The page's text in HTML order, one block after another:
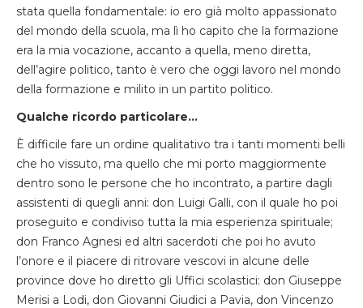
stata quella fondamentale: io ero già molto appassionato
del mondo della scuola, ma lì ho capito che la formazione
era la mia vocazione, accanto a quella, meno diretta,
dell’agire politico, tanto è vero che oggi lavoro nel mondo
della formazione e milito in un partito politico.
Qualche ricordo particolare…
È difficile fare un ordine qualitativo tra i tanti momenti belli
che ho vissuto, ma quello che mi porto maggiormente
dentro sono le persone che ho incontrato, a partire dagli
assistenti di quegli anni: don Luigi Galli, con il quale ho poi
proseguito e condiviso tutta la mia esperienza spirituale;
don Franco Agnesi ed altri sacerdoti che poi ho avuto
l’onore e il piacere di ritrovare vescovi in alcune delle
province dove ho diretto gli Uffici scolastici: don Giuseppe
Merisi a Lodi, don Giovanni Giudici a Pavia, don Vincenzo